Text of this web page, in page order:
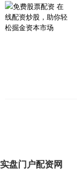
实盘门户配资网